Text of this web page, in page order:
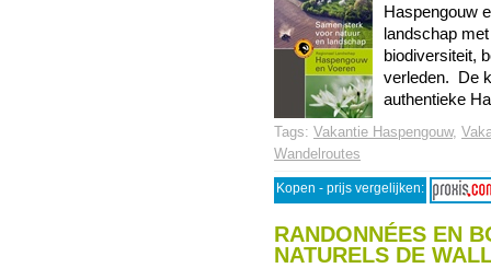
Haspengouw
landschap
biodiversiteit,
verleden. De
authentieke
Tags: Vakantie Haspengouw,
Wandelroutes
Kopen - prijs vergelijken:
RANDONNÉES EN
NATURELS DE